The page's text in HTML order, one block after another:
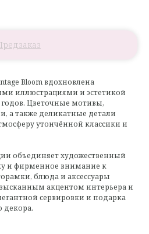
Bloom вдохновлена
иллюстрациями и эстетикой
годов. Цветочные мотивы,
а также деликатные детали
утончённой классики и
объединяет художественный
и фирменное внимание к
блюда и аксессуары
акцентом интерьера и
сервировки и подарка
декора.